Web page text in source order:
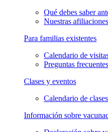
Qué debes saber
Nuestras
Para familias existentes
Calendario de
Preguntas
Clases y eventos
Calendario de
Información sobre